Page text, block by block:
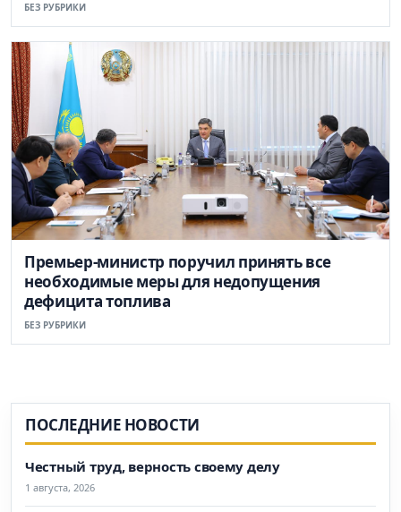
БЕЗ РУБРИКИ
Премьер-министр поручил принять все
необходимые меры для недопущения
дефицита топлива
БЕЗ РУБРИКИ
ПОСЛЕДНИЕ НОВОСТИ
Честный труд, верность своему делу
1 августа, 2026